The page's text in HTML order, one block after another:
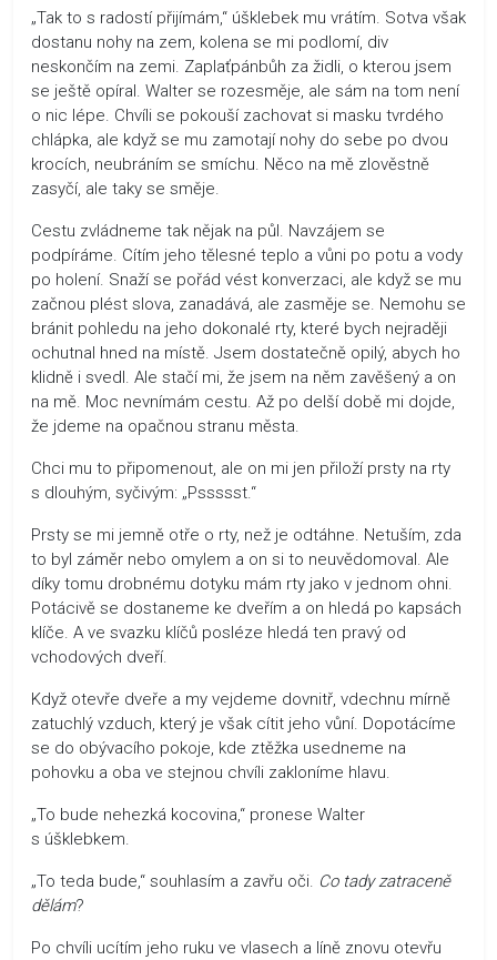
„Tak to s radostí přijímám,“ úšklebek mu vrátím. Sotva však
dostanu nohy na zem, kolena se mi podlomí, div
neskončím na zemi. Zaplaťpánbůh za židli, o kterou jsem
se ještě opíral. Walter se rozesměje, ale sám na tom není
o nic lépe. Chvíli se pokouší zachovat si masku tvrdého
chlápka, ale když se mu zamotají nohy do sebe po dvou
krocích, neubráním se smíchu. Něco na mě zlověstně
zasyčí, ale taky se směje.
Cestu zvládneme tak nějak na půl. Navzájem se
podpíráme. Cítím jeho tělesné teplo a vůni po potu a vody
po holení. Snaží se pořád vést konverzaci, ale když se mu
začnou plést slova, zanadává, ale zasměje se. Nemohu se
bránit pohledu na jeho dokonalé rty, které bych nejraději
ochutnal hned na místě. Jsem dostatečně opilý, abych ho
klidně i svedl. Ale stačí mi, že jsem na něm zavěšený a on
na mě. Moc nevnímám cestu. Až po delší době mi dojde,
že jdeme na opačnou stranu města.
Chci mu to připomenout, ale on mi jen přiloží prsty na rty
s dlouhým, syčivým: „Pssssst.“
Prsty se mi jemně otře o rty, než je odtáhne. Netuším, zda
to byl záměr nebo omylem a on si to neuvědomoval. Ale
díky tomu drobnému dotyku mám rty jako v jednom ohni.
Potácivě se dostaneme ke dveřím a on hledá po kapsách
klíče. A ve svazku klíčů posléze hledá ten pravý od
vchodových dveří.
Když otevře dveře a my vejdeme dovnitř, vdechnu mírně
zatuchlý vzduch, který je však cítit jeho vůní. Dopotácíme
se do obývacího pokoje, kde ztěžka usedneme na
pohovku a oba ve stejnou chvíli zakloníme hlavu.
„To bude nehezká kocovina,“ pronese Walter
s úšklebkem.
„To teda bude,“ souhlasím a zavřu oči. Co tady zatraceně
dělám?
Po chvíli ucítím jeho ruku ve vlasech a líně znovu otevřu